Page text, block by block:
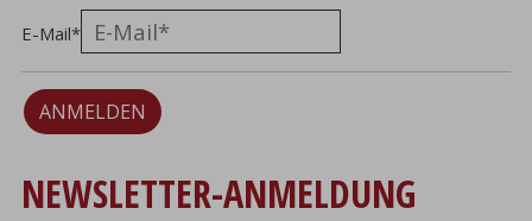
E-Mail*
ANMELDEN
NEWSLETTER-ANMELDUNG